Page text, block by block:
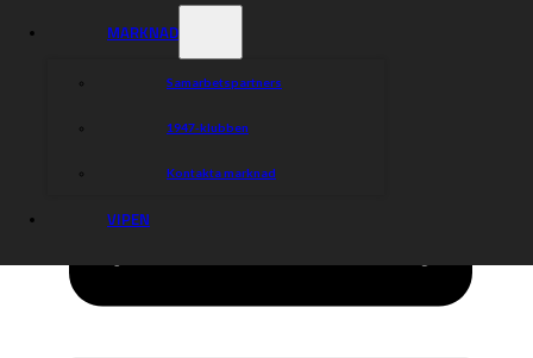
MARKNAD
Samarbetspartners
1947-klubben
Kontakta marknad
VIPEN